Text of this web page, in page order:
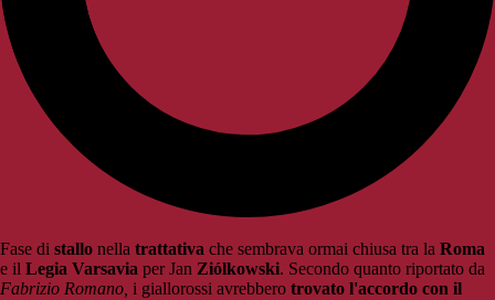
Fase di stallo nella trattativa che sembrava ormai chiusa tra la Roma
e il Legia Varsavia per Jan Ziólkowski. Secondo quanto riportato da
Fabrizio Romano, i giallorossi avrebbero trovato l'accordo con il